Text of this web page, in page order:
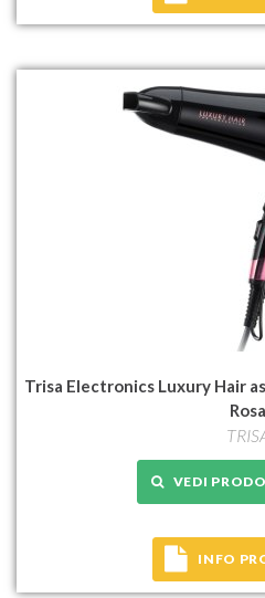
Trisa Electronics Luxury Hair
Rosa
VEDI
INFO